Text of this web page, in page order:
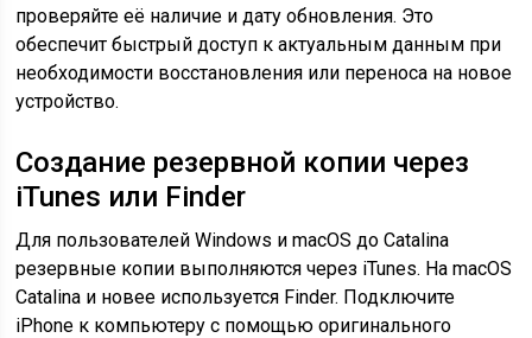
проверяйте её наличие и дату обновления. Это
обеспечит быстрый доступ к актуальным данным при
необходимости восстановления или переноса на новое
устройство.
Создание резервной копии через
iTunes или Finder
Для пользователей Windows и macOS до Catalina
резервные копии выполняются через iTunes. На macOS
Catalina и новее используется Finder. Подключите
iPhone к компьютеру с помощью оригинального